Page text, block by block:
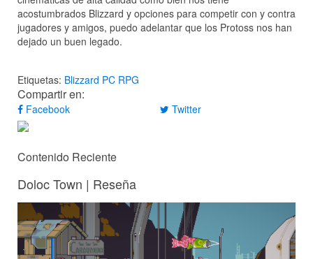
acostumbrados Blizzard y opciones para competir con y contra
jugadores y amigos, puedo adelantar que los Protoss nos han
dejado un buen legado.
Etiquetas: Blizzard PC RPG
Compartir en:
Facebook Twitter
Contenido Reciente
Doloc Town | Reseña